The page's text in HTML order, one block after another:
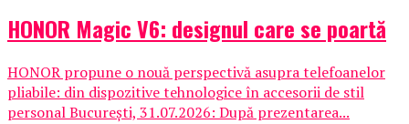
HONOR Magic V6: designul care se poartă
HONOR propune o nouă perspectivă asupra telefoanelor
pliabile: din dispozitive tehnologice în accesorii de stil
personal București, 31.07.2026: După prezentarea...